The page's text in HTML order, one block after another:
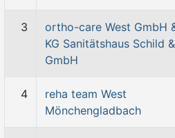
3
ortho-care West GmbH
KG Sanitätshaus Schild
GmbH
4
reha team West
Mönchengladbach